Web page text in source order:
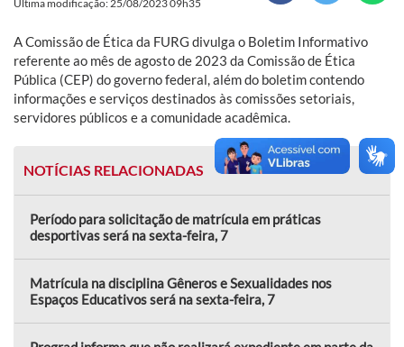
Última modificação: 25/08/2023 09h35
A Comissão de Ética da FURG divulga o Boletim Informativo
referente ao mês de agosto de 2023 da Comissão de Ética
Pública (CEP) do governo federal, além do boletim contendo
informações e serviços destinados às comissões setoriais,
servidores públicos e a comunidade acadêmica.
NOTÍCIAS RELACIONADAS
Período para solicitação de matrícula em práticas
desportivas será na sexta-feira, 7
Matrícula na disciplina Gêneros e Sexualidades nos
Espaços Educativos será na sexta-feira, 7